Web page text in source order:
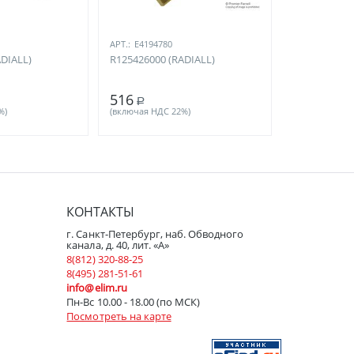
АРТ.: E4194780
R125426000 (RADIALL)
516 Р
(включая НДС 22%)
КОНТАКТЫ
г. Санкт-Петербург, наб. Обводного
канала, д. 40, лит. «А»
8(812) 320-88-25
8(495) 281-51-61
info@elim.ru
Пн-Вс 10.00 - 18.00 (по МСК)
Посмотреть на карте